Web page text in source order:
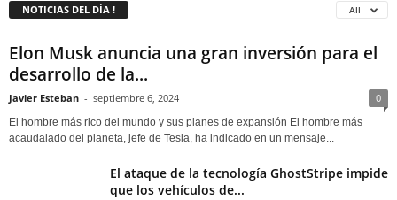
NOTICIAS DEL DÍA ! All
Elon Musk anuncia una gran inversión para el
desarrollo de la...
Javier Esteban - septiembre 6, 2024 0
El hombre más rico del mundo y sus planes de expansión El hombre más
acaudalado del planeta, jefe de Tesla, ha indicado en un mensaje...
El ataque de la tecnología GhostStripe impide
que los vehículos de...